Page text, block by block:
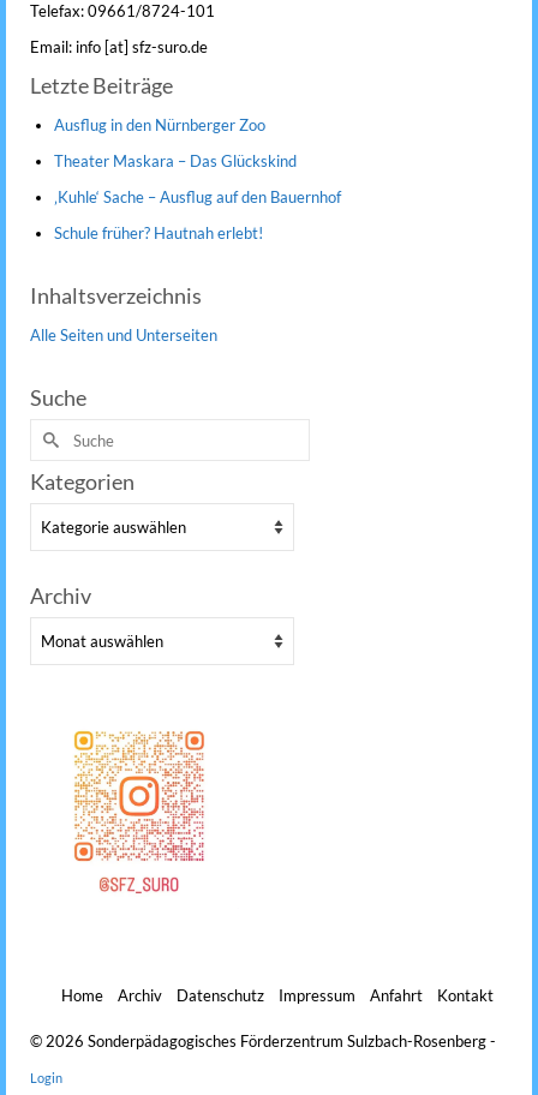
Telefax: 09661/8724-101
Email: info [at] sfz-suro.de
Letzte Beiträge
Ausflug in den Nürnberger Zoo
Theater Maskara – Das Glückskind
‚Kuhle‘ Sache – Ausflug auf den Bauernhof
Schule früher? Hautnah erlebt!
Inhaltsverzeichnis
Alle Seiten und Unterseiten
Suche
Suche
nach:
Kategorien
Kategorien
Archiv
Archiv
Home Archiv Datenschutz Impressum Anfahrt Kontakt
© 2026 Sonderpädagogisches Förderzentrum Sulzbach-Rosenberg -
Login